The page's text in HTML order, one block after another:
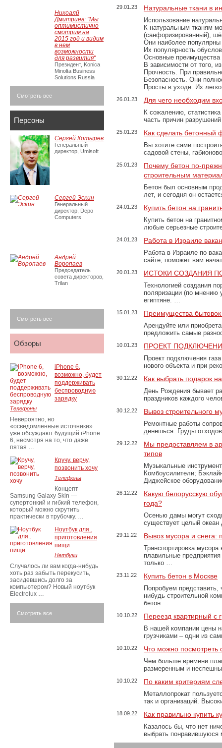
29.01.23 Натуральные ткани в
Использование
К натуральным тканям
(санфоризированный),
Они наиболее популярны
Их популярность
Основные преимущества
В зависимости от того,
Прочность. При
Безопасность. Они
Просты в уходе. Их
26.01.23 Для чего необходим
К сожалению,
часть причин
25.01.23 Как сделать бетонный
Вы хотите сами
садовой стены,
25.01.23
Почему бетон по-
строительным
Бетон был основным
лет, и сегодня он
24.01.23 Купить бетон на
Купить бетон на
любые серьезные
24.01.23 Работа в Израиле
Работа в Израиле по
сайте, поможет вам
20.01.23 ИСТОКИ СОЗДАНИЯ
Технологией создания
поляризации (по
египтяне. …
15.01.23 Преимущества
Арендуйте или
предложить самые
10.01.23 ПРОЕКТ
Проект подключения
нового объекта и при
30.12.22 Как выбрать подарок
День Рождения бывает
праздников каждого
30.12.22 Вывоз строительного
Ремонтные работы
денешься. Груды
29.12.22
Мы предоставляем в
типов
Музыкальные
Комбоусилители;
Диджейское
26.12.22
Какую белорусскую
года?
Осенью дамы могут
существует целый
29.11.22 Вывоз мусора и
Транспортировка
плавильные
только …
23.11.22 Купить бетон в Москве
Попробуем представить,
нибудь строительной
бетон …
10.10.22 Переезд квартирный с
В нашей компании цены
грузчиками – одни из
10.10.22 Что можно посмотреть
Чем больше времени
размеренным и
10.10.22 По каким критериям
Металлопрокат
так и организаций.
18.09.22 Как правильно купить
Казалось бы, что нет
выбрать
Никоалй
Дмитриев: "Мы
оптимистично
смотрим на
2015 год и видим
в нем
возможности
для развития"
Президент, Konica
Minolta Business
Solutions Russia
Смотреть все
Персоны
Сергей Котырев
Генеральный
директор, Umisoft
Сергей Эскин
Генеральный
директор, Depo
Computers
Андрей
Воропаев
Председатель
совета директоров,
Trilan
Смотреть все
Обзоры
iPhone 6,
возможно, будет
поддерживать
беспроводную
зарядку
Телефоны
Невероятно, но
«осведомленные источники»
уже обсуждают будущий iPhone
6, несмотря на то, что даже
пятая …
Кручу, верчу,
позвонить хочу
Телефоны
Концепт
Samsung Galaxy Skin —
супертонкий и гибкий телефон,
который можно скрутить
практически в трубочку. …
Ноутбук для..
приготовления
пищи
Нетбуки
Случалось ли вам когда-нибудь
хоть раз забыть перекусить,
засидевшись долго за
компьютером? Новый ноутбук
Electrolux …
Смотреть все